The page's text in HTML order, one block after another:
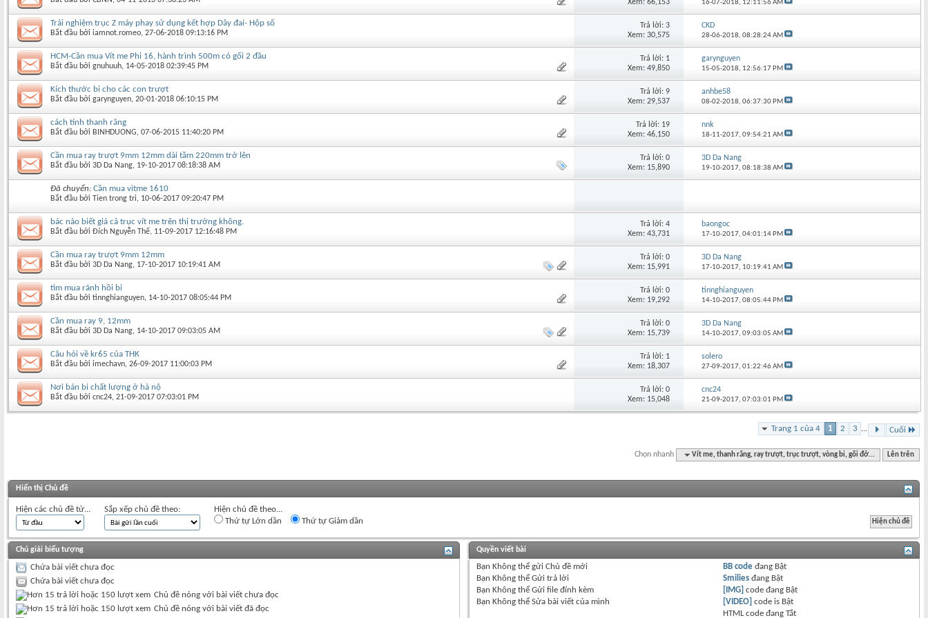
Xem: 66,153 16-07-2018, 12:11:56 AM
Trải nghiệm trục Z máy phay sử dụng kết hợp Dây đai- Hộp số
Bắt đầu bởi iamnot.romeo‎, 27-06-2018 09:13:16 PM
Trả lời: 3
Xem: 30,575
CKD
28-06-2018,08:28:24 AM
HCM-Cần mua Vít me Phi 16, hành trình 500m có gối 2 đầu
Bắt đầu bởi gnuhuuh‎, 14-05-2018 02:39:45 PM
Trả lời: 1
Xem: 49,850
garynguyen
15-05-2018, 12:56:17 PM
Kích thước bi cho các con trượt
Bắt đầu bởi garynguyen‎, 20-01-2018 06:10:15 PM
Trả lời: 9
Xem: 29,537
anhbe58
08-02-2018,06:37:30 PM
cách tính thanh răng
Bắt đầu bởi BINHDUONG‎, 07-06-2015 11:40:20 PM
Trả lời: 19
Xem: 46,150
nnk
18-11-2017,09:54:21 AM
Cần mua ray trượt 9mm 12mm dài tầm 220mm trở lên
Bắt đầu bởi 3D Da Nang‎, 19-10-2017 08:18:38 AM
Trả lời: 0
Xem: 15,890
3D Da Nang
19-10-2017,08:18:38 AM
Đã chuyển: Cần mua vitme 1610
Bắt đầu bởi Tien trong tri‎, 10-06-2017 09:20:47 PM
bác nào biết giá cả trục vít me trên thị trường không.
Bắt đầu bởi Đích Nguyễn Thế‎, 11-09-2017 12:16:48 PM
Trả lời: 4
Xem: 43,731
baongoc
17-10-2017,04:01:14 PM
Cần mua ray trượt 9mm 12mm
Bắt đầu bởi 3D Da Nang‎, 17-10-2017 10:19:41 AM
Trả lời: 0
Xem: 15,991
3D Da Nang
17-10-2017, 10:19:41 AM
tìm mua rãnh hồi bi
Bắt đầu bởi tinnghianguyen‎, 14-10-2017 08:05:44 PM
Trả lời: 0
Xem: 19,292
tinnghianguyen
14-10-2017,08:05:44 PM
Cần mua ray 9, 12mm
Bắt đầu bởi 3D Da Nang‎, 14-10-2017 09:03:05 AM
Trả lời: 0
Xem: 15,739
3D Da Nang
14-10-2017,09:03:05 AM
Câu hỏi về kr65 của THK
Bắt đầu bởi imechavn‎, 26-09-2017 11:00:03 PM
Trả lời: 1
Xem: 18,307
solero
27-09-2017,01:22:46 AM
Nơi bán bi chất lượng ở hà nộ
Bắt đầu bởi cnc24‎, 21-09-2017 07:03:01 PM
Trả lời: 0
Xem: 15,048
cnc24
21-09-2017,07:03:01 PM
Trang 1 của 4 1 2 3 ... Cuối
Chọn nhanh Vít me, thanh răng, ray trượt, trục trượt, vòng bi, gối đở... Lên trên
Hiển thị Chủ đề
Hiện các chủ đề từ... Sắp xếp chủ đề theo:
Hiện chủ đề theo...
Thứ tự Lớn dần
Thứ tự Giảm dần
Chú giải biểu tượng
Chứa bài viết chưa đọc
Chứa bài viết chưa đọc
Chủ đề nóng với bài viết chưa đọc
Chủ đề nóng với bài viết đã đọc
Quyền viết bài
Bạn Không thểgửi Chủ đề mới
Bạn Không thểGửi trả lời
Bạn Không thểGửi file đính kèm
Bạn Không thểSửa bài viết của mình
BB code đang Bật
Smilies đang Bật
[IMG] code đang Bật
[VIDEO] code is Bật
HTML code đangTắt